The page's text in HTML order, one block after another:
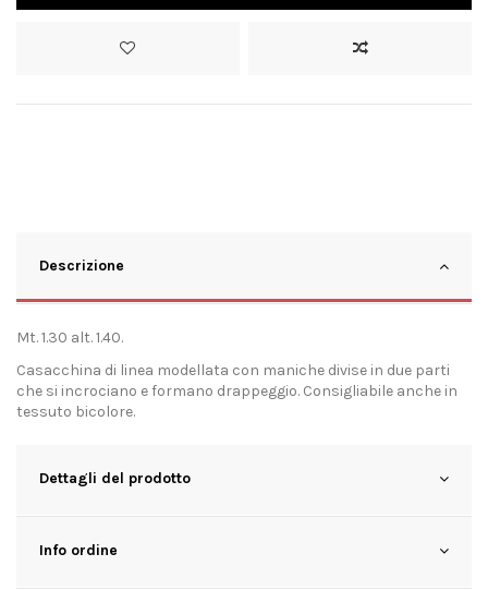
Descrizione
Mt. 1.30 alt. 1.40.
Casacchina di linea modellata con maniche divise in due parti
che si incrociano e formano drappeggio. Consigliabile anche in
tessuto bicolore.
Dettagli del prodotto
Info ordine